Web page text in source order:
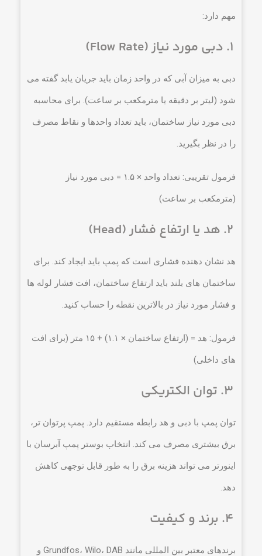
مهم دارد:
دبی به میزان آبی که در واحد زمان باید جریان یابد گفته می
شود (لیتر بر دقیقه یا مترمکعب بر ساعت). برای محاسبه
دبی مورد نیاز ساختمان، باید تعداد واحدها و نقاط مصرف
را در نظر بگیرید.
فرمول تقریبی: تعداد واحد × ۱.۵ = دبی مورد نیاز
(مترمکعب بر ساعت)
هد نشان دهنده فشاری است که پمپ باید ایجاد کند. برای
ساختمان های بلند باید ارتفاع ساختمان، افت فشار لوله ها
و فشار مورد نیاز در بالاترین نقطه را حساب کنید.
فرمول: هد = (ارتفاع ساختمان × ۱.۱) + ۱۵ متر (برای افت
های داخلی)
توان پمپ با دبی و هد رابطه مستقیم دارد. پمپ پرتوان تر،
برق بیشتری مصرف می کند. انتخاب بوستر پمپ آبرسان با
اینورتر می تواند هزینه برق را به طور قابل توجهی کاهش
دهد.
برندهای معتبر بین المللی مانند Grundfos، Wilo، DAB و